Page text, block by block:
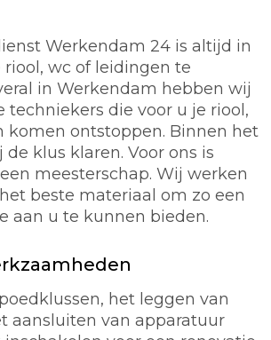
Werkendam 24 is altijd in
wc of leidingen te
in Werkendam hebben wij
techniekers die voor u je riool,
komen ontstoppen. Binnen het
klus klaren. Voor ons is
meesterschap. Wij werken
beste materiaal om zo een
aan u te kunnen bieden.
het leggen van
aansluiten van apparatuur